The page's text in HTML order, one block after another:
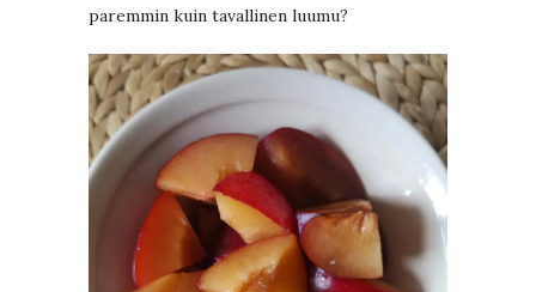
paremmin kuin tavallinen luumu?